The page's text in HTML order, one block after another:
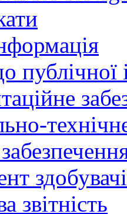
публічної
звітність